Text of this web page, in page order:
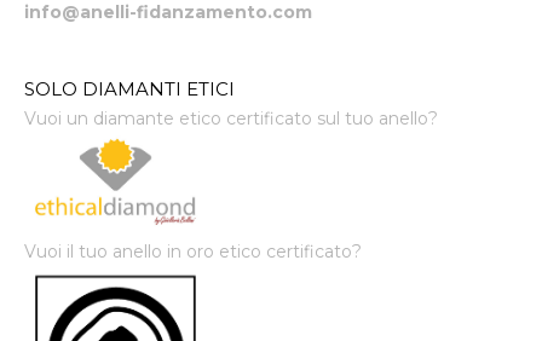
info@anelli-fidanzamento.com
SOLO DIAMANTI ETICI
Vuoi un diamante etico certificato sul tuo anello?
Vuoi il tuo anello in oro etico certificato?